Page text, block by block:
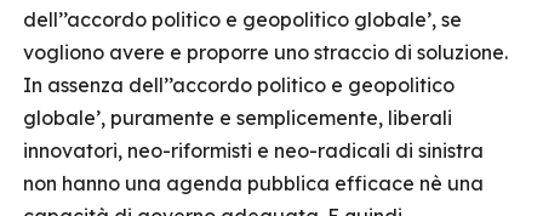
dell’’accordo politico e geopolitico globale’, se
vogliono avere e proporre uno straccio di soluzione.
In assenza dell’’accordo politico e geopolitico
globale’, puramente e semplicemente, liberali
innovatori, neo-riformisti e neo-radicali di sinistra
non hanno una agenda pubblica efficace nè una